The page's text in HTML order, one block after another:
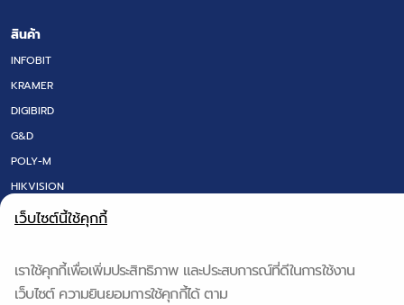
สินค้า
INFOBIT
KRAMER
DIGIBIRD
G&D
POLY-M
HIKVISION
LED SCREEN
DT RESEARCH
IQ BOARD & Q-NEX
เว็บไซต์นี้ใช้คุกกี้
เราใช้คุกกี้เพื่อเพิ่มประสิทธิภาพ และประสบการณ์ที่ดีในการใช้งาน
เว็บไซต์ ความยินยอมการใช้คุกกี้ได้ ตาม